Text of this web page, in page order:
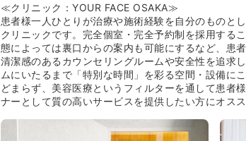
≪クリニック：YOUR FACE OSAKA≫
患者様一人ひとりが治療や施術経験を自分のものと
クリニックです。完全個室・完全予約制を採用する
態によっては裏口からの案内も可能にするなど、患
清潔感のあるカウンセリングルームや安全性を追求
ムにいたるまで「特別な時間」を彩る空間・設備に
どまらず、美容医療というフィルターを通して患者
ナーとして質の高いサービスを提供したい方にオスス